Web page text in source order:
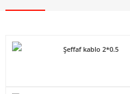
Şeffaf kablo 2*0.5